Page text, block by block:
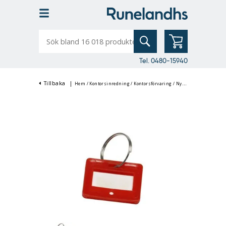
bland
Tel. 0480-15940
Tillbaka | Hem / Kontorsinredning / Kontorsförvaring / Nyckelskåp & Medicinskåp